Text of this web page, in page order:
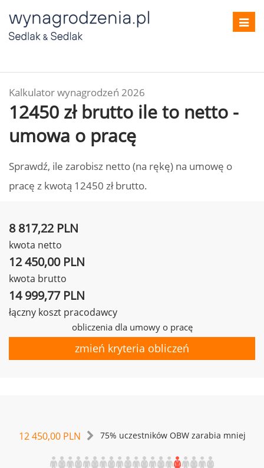
Kalkulator wynagrodzeń 2026
12450 zł brutto ile to netto -
umowa o pracę
Sprawdź, ile zarobisz netto (na rękę) na umowę o
pracę z kwotą 12450 zł brutto.
8 817,22 PLN
kwota netto
12 450,00 PLN
kwota brutto
14 999,77 PLN
łączny koszt pracodawcy
obliczenia dla umowy o pracę
zmień kryteria obliczeń
12 450,00 PLN 75% uczestników OBW zarabia mniej